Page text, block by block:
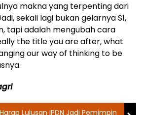
makna yang terpenting dari
sekali lagi bukan gelarnya S1,
tapi adalah mengubah cara
the title you are after, what
our way of thinking to be
Lulusan IPDN Jadi Pemimpin